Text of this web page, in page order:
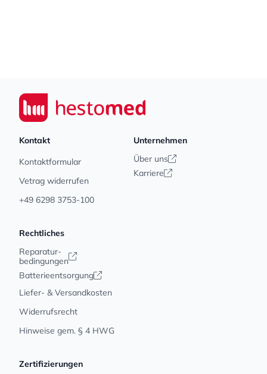
Seiwert GmbH
Kontakt
Kontaktformular
Vetrag widerrufen
+49 6298 3753-100
Unternehmen
Über uns
Karriere
Rechtliches
Reparatur-
bedingungen
Batterieentsorgung
Liefer- & Versandkosten
Widerrufsrecht
Hinweise gem. § 4 HWG
Zertifizierungen